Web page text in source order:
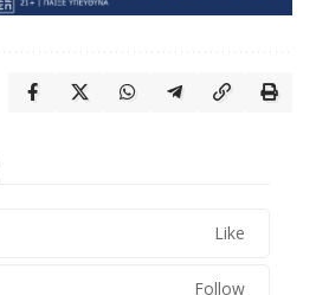
Like
Follow